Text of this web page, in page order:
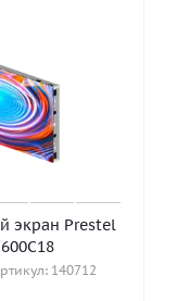
экран Prestel
140712